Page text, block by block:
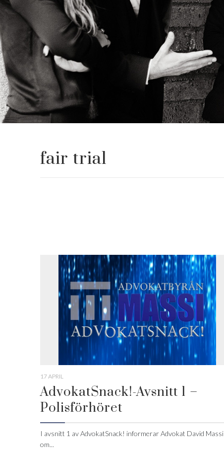
fair trial
17 APRIL
AdvokatSnack!-Avsnitt 1 –
Polisförhöret
I avsnitt 1 av AdvokatSnack! informerar Advokat David Massi
om...